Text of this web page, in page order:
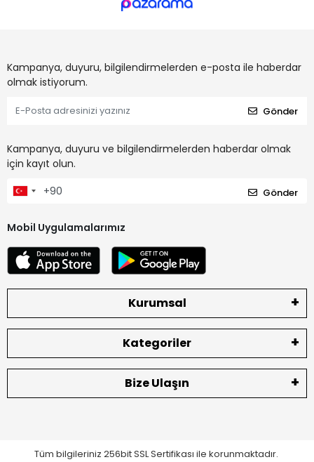
Kampanya, duyuru, bilgilendirmelerden e-posta ile haberdar
olmak istiyorum.
Gönder
Kampanya, duyuru ve bilgilendirmelerden haberdar olmak
için kayıt olun.
Gönder
Mobil Uygulamalarımız
Kurumsal
Kategoriler
Bize Ulaşın
Tüm bilgileriniz 256bit SSL Sertifikası ile korunmaktadır.